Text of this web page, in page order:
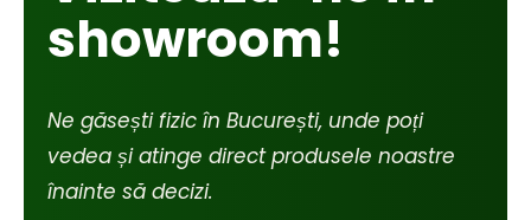
showroom!
Ne găsești fizic în București, unde poți
vedea și atinge direct produsele noastre
înainte să decizi.